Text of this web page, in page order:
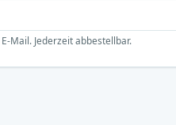
Mail. Jederzeit abbestellbar.